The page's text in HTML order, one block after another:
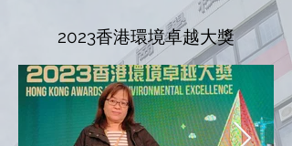
2023香港環境卓越大獎